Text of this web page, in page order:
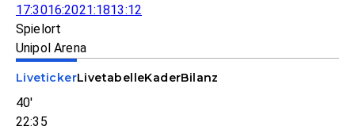
17:3016:2021:1813:12
Spielort
Unipol Arena
LivetickerLivetabelleKaderBilanz
40'
22:35